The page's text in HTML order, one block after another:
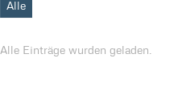
Alle
Alle Einträge wurden geladen.